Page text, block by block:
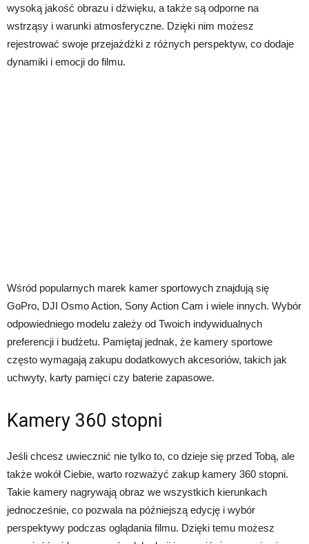
wysoką jakość obrazu i dźwięku, a także są odporne na
wstrząsy i warunki atmosferyczne. Dzięki nim możesz
rejestrować swoje przejażdżki z różnych perspektyw, co dodaje
dynamiki i emocji do filmu.
Wśród popularnych marek kamer sportowych znajdują się
GoPro, DJI Osmo Action, Sony Action Cam i wiele innych. Wybór
odpowiedniego modelu zależy od Twoich indywidualnych
preferencji i budżetu. Pamiętaj jednak, że kamery sportowe
często wymagają zakupu dodatkowych akcesoriów, takich jak
uchwyty, karty pamięci czy baterie zapasowe.
Kamery 360 stopni
Jeśli chcesz uwiecznić nie tylko to, co dzieje się przed Tobą, ale
także wokół Ciebie, warto rozważyć zakup kamery 360 stopni.
Takie kamery nagrywają obraz we wszystkich kierunkach
jednocześnie, co pozwala na późniejszą edycję i wybór
perspektywy podczas oglądania filmu. Dzięki temu możesz